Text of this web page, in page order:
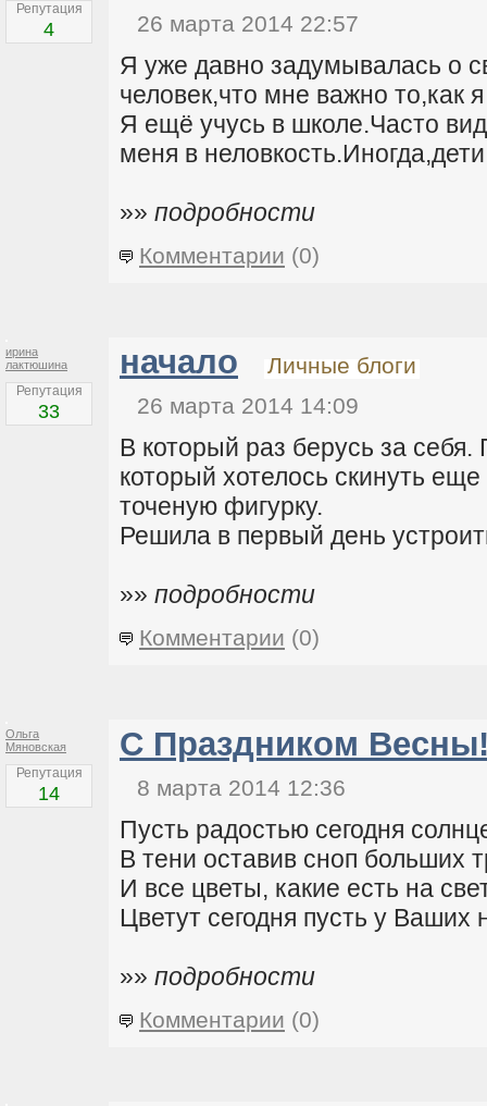
Репутация
4 26 марта 2014 22:57
Я уже давно задумывалась о
человек,что мне важно то,как
Я ещё учусь в школе.Часто
меня в
»» подробности
Комментарии (0)
ирина
лактюшина
Репутация
33
начало
Личные блоги
26 марта 2014 14:09
В который раз берусь за
который хотелось скинуть
точеную фигурку.
Решила в первый день
»» подробности
Комментарии (0)
Ольга
Мяновская
Репутация
14
С Праздником
8 марта 2014 12:36
Пусть радостью сегодня
В тени оставив сноп больших
И все цветы, какие есть на
Цветут сегодня пусть у Ваших
»» подробности
Комментарии (0)